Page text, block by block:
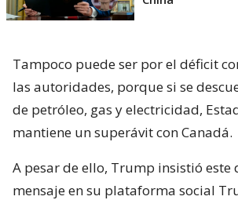
Tampoco puede ser por el déficit
las autoridades, porque si se
de petróleo, gas y electricidad,
mantiene un superávit con Canadá.
A pesar de ello, Trump insistió este
mensaje en su plataforma social